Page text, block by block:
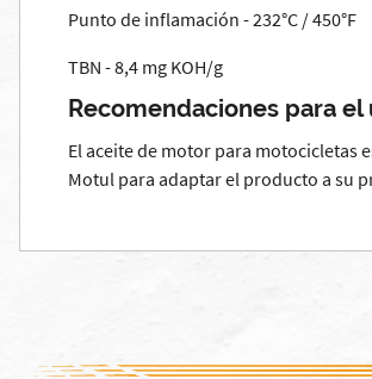
Punto de inflamación - 232°C / 450°F
TBN - 8,4 mg KOH/g
Recomendaciones para el
El aceite de motor para motocicletas
Motul para adaptar el producto a su